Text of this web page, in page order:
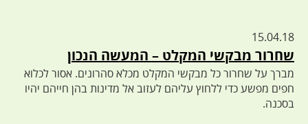
15.04.18
שחרור מבקשי המקלט – המעשה הנכון
מברך על שחרור כל מבקשי המקלט מכלא סהרונים. אסור לכלוא
חפים מפשע כדי ללחוץ עליהם לעזוב אל מדינות בהן חייהם יהיו
בסכנה.